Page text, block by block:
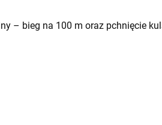
– bieg na 100 m oraz pchnięcie